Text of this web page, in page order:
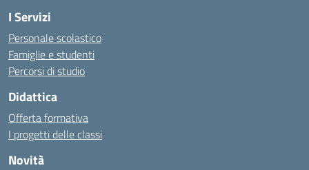
I Servizi
Personale scolastico
Famiglie e studenti
Percorsi di studio
Didattica
Offerta formativa
I progetti delle classi
Novità